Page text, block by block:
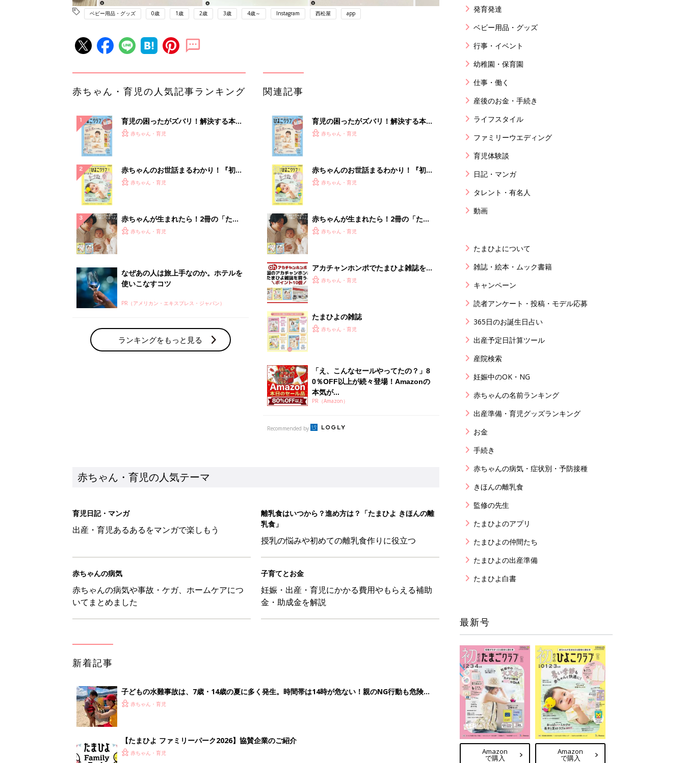
ベビー用品・グッズ 0歳 1歳 2歳 3歳 4歳～ Instagram 西松屋 app
赤ちゃん・育児の人気記事ランキング
育児の困ったがズバリ！解決する本
『ひよこクラブ 秋号』 4カ月～2才
赤ちゃん・育児
赤ちゃんのお世話まるわかり！『初め
てのひよこクラブ 夏号』〈巻頭大特
赤ちゃん・育児
赤ちゃんが生まれたら！2冊の「たま
ひよ」
赤ちゃん・育児
なぜあの人は旅上手なのか。ホテルを
使いこなすコツ
PR（アメリカン・エキスプレス・ジャパン）
ランキングをもっと見る
関連記事
育児の困ったがズバリ！解決する本
『ひよこクラブ 秋号』 4カ月～2才
赤ちゃん・育児
赤ちゃんのお世話まるわかり！『初め
てのひよこクラブ 夏号』〈巻頭大特
赤ちゃん・育児
赤ちゃんが生まれたら！2冊の「たま
ひよ」
赤ちゃん・育児
アカチャンホンポでたまひよ雑誌を買
うとポイント10倍【期間限定】
赤ちゃん・育児
たまひよの雑誌
赤ちゃん・育児
「え、こんなセールやってたの？」8
0％OFF以上が続々登場！Amazonの
本気が...
PR（Amazon）
Recommended by
赤ちゃん・育児の人気テーマ
育児日記・マンガ
出産・育児あるあるをマンガで楽しもう
離乳食はいつから？進め方は？「たまひよ きほんの離
乳食」
授乳の悩みや初めての離乳食作りに役立つ
赤ちゃんの病気
赤ちゃんの病気や事故・ケガ、ホームケアにつ
いてまとめました
子育てとお金
妊娠・出産・育児にかかる費用やもらえる補助
金・助成金を解説
新着記事
子どもの水難事故は、7歳・14歳の夏に多く発生。時間帯は14時が危ない！親のNG行動も危険を
まねく【専門家】
赤ちゃん・育児
【たまひよ ファミリーパーク2026】協賛企業のご紹介
赤ちゃん・育児
発育発達
ベビー用品・グッズ
行事・イベント
幼稚園・保育園
仕事・働く
産後のお金・手続き
ライフスタイル
ファミリーウエディング
育児体験談
日記・マンガ
タレント・有名人
動画
たまひよについて
雑誌・絵本・ムック書籍
キャンペーン
読者アンケート・投稿・モデル応募
365日のお誕生日占い
出産予定日計算ツール
産院検索
妊娠中のOK・NG
赤ちゃんの名前ランキング
出産準備・育児グッズランキング
お金
手続き
赤ちゃんの病気・症状別・予防接種
きほんの離乳食
監修の先生
たまひよのアプリ
たまひよの仲間たち
たまひよの出産準備
たまひよ白書
最新号
Amazon
で購入
Amazon
で購入